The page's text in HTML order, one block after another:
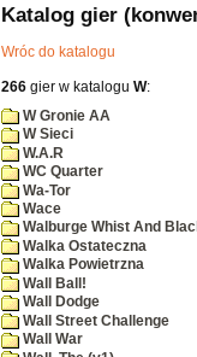
Katalog gier
Wróc do katalogu
266 gier w katalogu W:
W Gronie AA
W Sieci
W.A.R
WC Quarter
Wa-Tor
Wace
Walburge Whist And
Walka Ostateczna
Walka Powietrzna
Wall Ball!
Wall Dodge
Wall Street Challenge
Wall War